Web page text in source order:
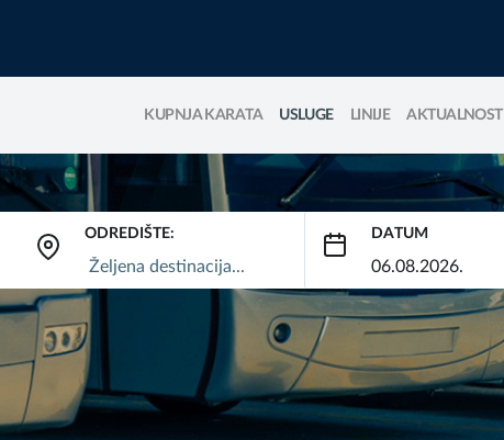
KUPNJA KARATA USLUGE LINIJE AKTUALNOSTI
ODREDIŠTE: DATUM